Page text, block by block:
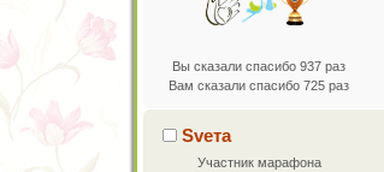
Вы сказали спасибо 937 раз
Вам сказали спасибо 725 раз
Sveта
Участник марафона